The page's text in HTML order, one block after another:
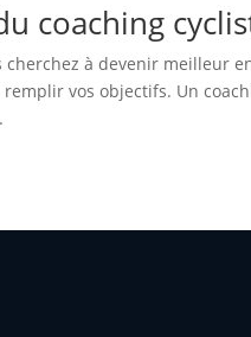
coaching
cherchez à devenir meilleur
vos objectifs. Un